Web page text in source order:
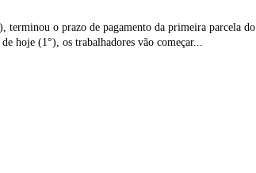
terminou o prazo de pagamento da primeira parcela do
hoje (1°), os trabalhadores vão começar...